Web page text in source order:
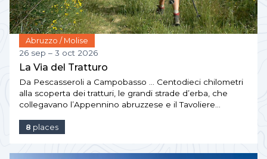
Abruzzo / Molise
26 sep – 3 oct 2026
La Via del Tratturo
Da Pescasseroli a Campobasso … Centodieci chilometri
alla scoperta dei tratturi, le grandi strade d’erba, che
collegavano l’Appennino abruzzese e il Tavoliere…
8 places